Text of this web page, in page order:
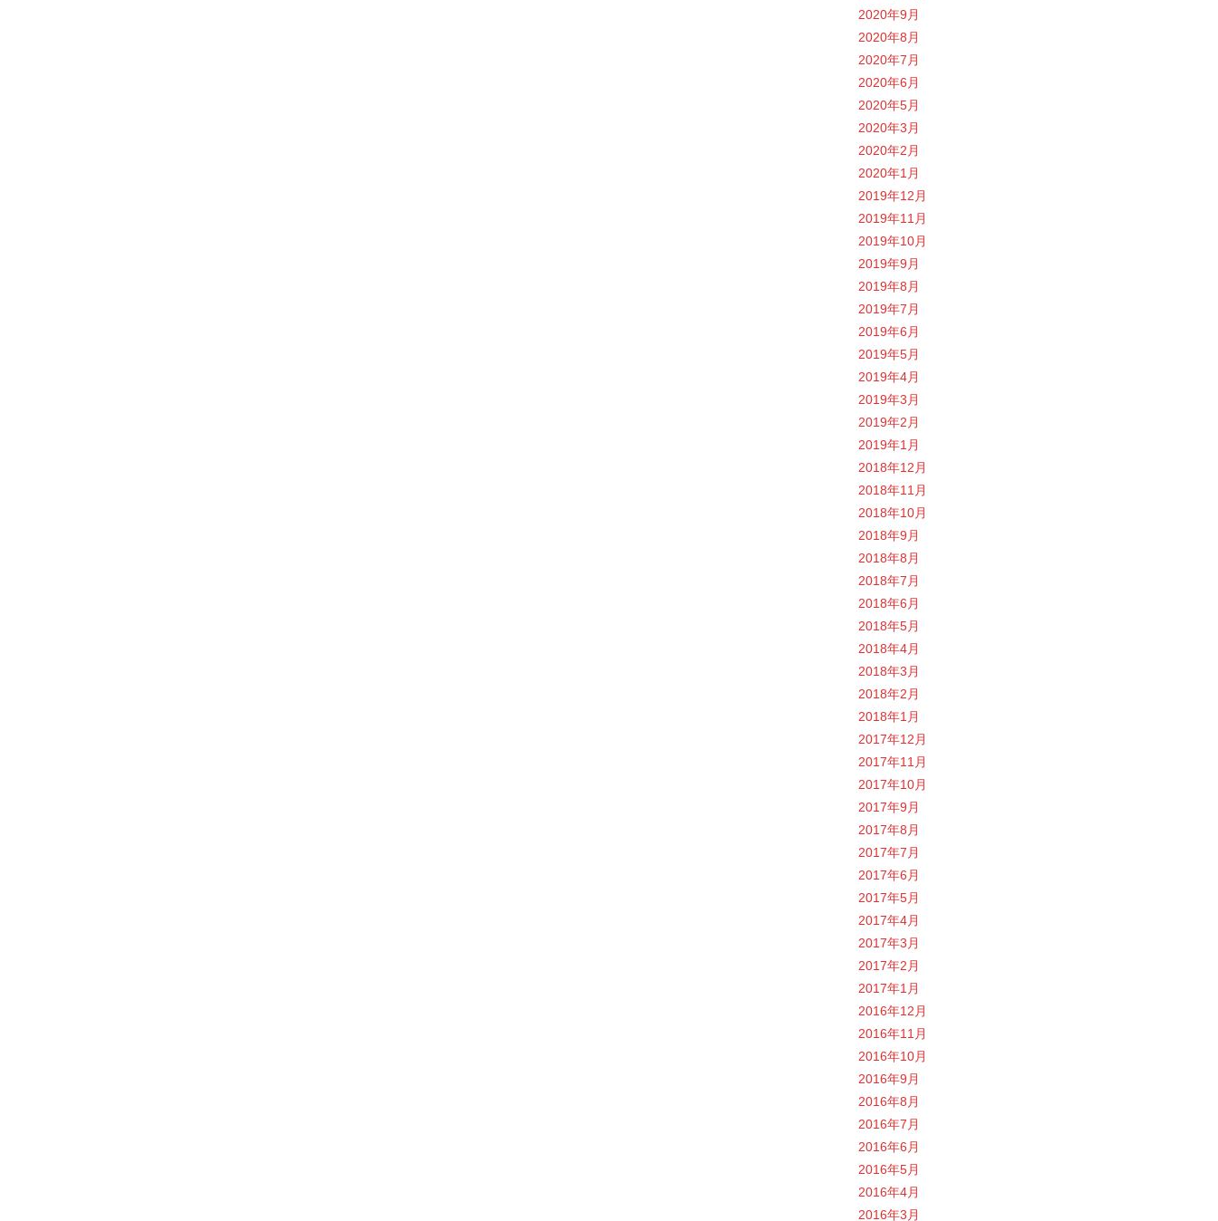
2020年9月
2020年8月
2020年7月
2020年6月
2020年5月
2020年3月
2020年2月
2020年1月
2019年12月
2019年11月
2019年10月
2019年9月
2019年8月
2019年7月
2019年6月
2019年5月
2019年4月
2019年3月
2019年2月
2019年1月
2018年12月
2018年11月
2018年10月
2018年9月
2018年8月
2018年7月
2018年6月
2018年5月
2018年4月
2018年3月
2018年2月
2018年1月
2017年12月
2017年11月
2017年10月
2017年9月
2017年8月
2017年7月
2017年6月
2017年5月
2017年4月
2017年3月
2017年2月
2017年1月
2016年12月
2016年11月
2016年10月
2016年9月
2016年8月
2016年7月
2016年6月
2016年5月
2016年4月
2016年3月